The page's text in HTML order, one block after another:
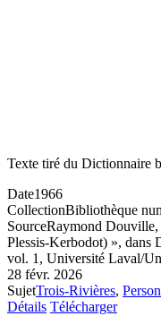
Texte tiré du Dictionnaire
Date1966
CollectionBibliothèque
SourceRaymond
Plessis-Kerbodot) », dans
vol. 1, Université Laval/
28 févr. 2026
SujetTrois-Rivières,
Détails Télécharger